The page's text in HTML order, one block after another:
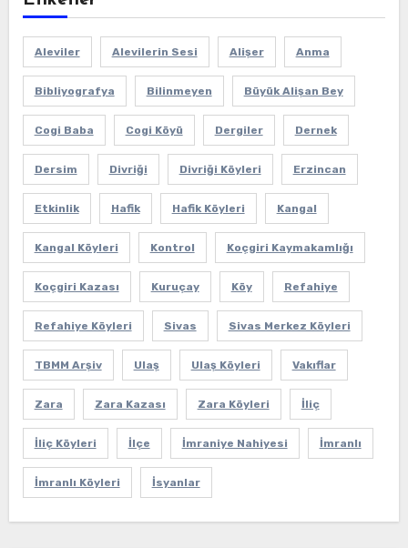
Aleviler Alevilerin Sesi Alişer Anma
Bibliyografya Bilinmeyen Büyük Alişan Bey
Cogi Baba Cogi Köyü Dergiler Dernek
Dersim Divriği Divriği Köyleri Erzincan
Etkinlik Hafik Hafik Köyleri Kangal
Kangal Köyleri Kontrol Koçgiri Kaymakamlığı
Koçgiri Kazası Kuruçay Köy Refahiye
Refahiye Köyleri Sivas Sivas Merkez Köyleri
TBMM Arşiv Ulaş Ulaş Köyleri Vakıflar
Zara Zara Kazası Zara Köyleri İliç
İliç Köyleri İlçe İmraniye Nahiyesi İmranlı
İmranlı Köyleri İsyanlar